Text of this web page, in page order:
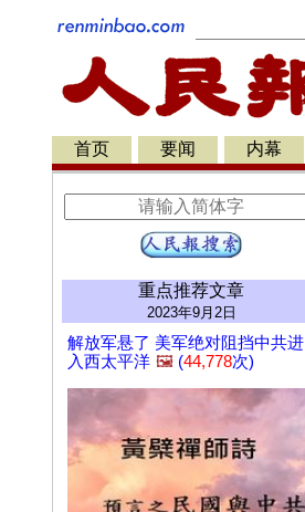
首页 要闻 内幕
重点推荐文章
2023年9月2日
解放军悬了 美军绝对阻挡中共进
入西太平洋 🖼️ (44,778次)